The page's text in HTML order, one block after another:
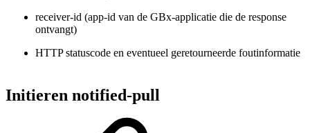
receiver-id (app-id van de GBx-applicatie die de response
ontvangt)
HTTP statuscode en eventueel geretourneerde foutinformatie
Initieren notified-pull